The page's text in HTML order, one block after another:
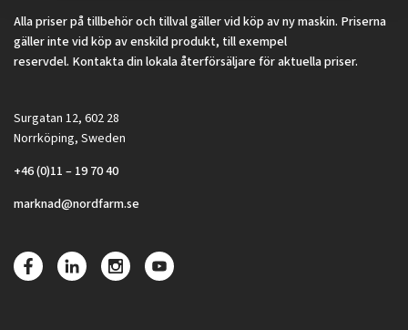
Alla priser på tillbehör och tillval gäller vid köp av ny maskin. Priserna
gäller inte vid köp av enskild produkt, till exempel
reservdel. Kontakta din lokala återförsäljare för aktuella priser.
Surgatan 12, 602 28
Norrköping, Sweden
+46 (0)11 – 19 70 40
marknad@nordfarm.se